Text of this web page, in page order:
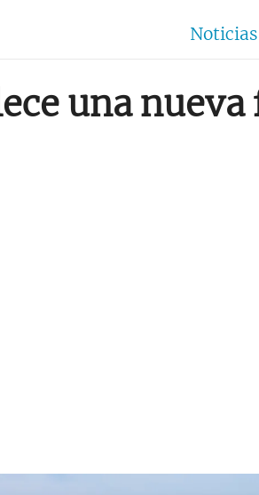
Noticias
una